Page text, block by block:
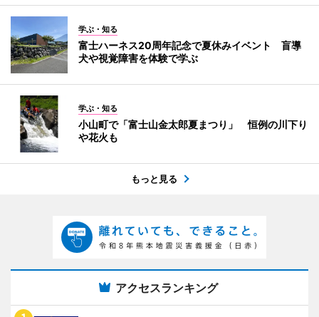
学ぶ・知る
富士ハーネス20周年記念で夏休みイベント 盲導
犬や視覚障害を体験で学ぶ
学ぶ・知る
小山町で「富士山金太郎夏まつり」 恒例の川下り
や花火も
もっと見る
アクセスランキング